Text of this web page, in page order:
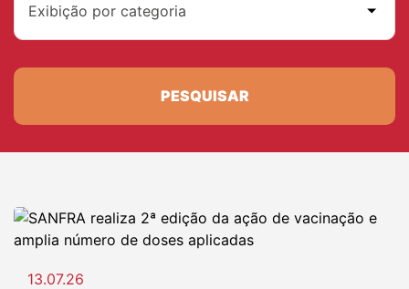
Exibição por categoria
PESQUISAR
13.07.26